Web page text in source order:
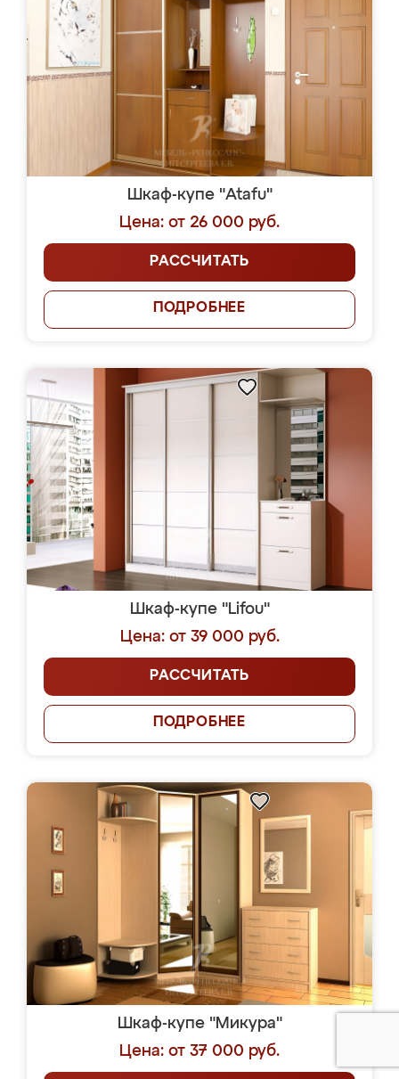
Шкаф-купе "Atafu"
Цена: от 26 000 руб.
РАССЧИТАТЬ
ПОДРОБНЕЕ
Шкаф-купе "Lifou"
Цена: от 39 000 руб.
РАССЧИТАТЬ
ПОДРОБНЕЕ
Шкаф-купе "Микура"
Цена: от 37 000 руб.